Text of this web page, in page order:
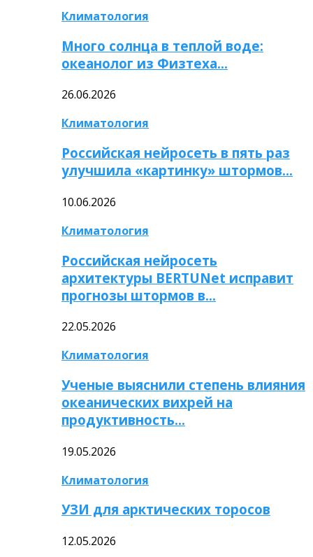
Климатология
Много солнца в теплой воде:
океанолог из Физтеха…
26.06.2026
Климатология
Российская нейросеть в пять раз
улучшила «картинку» штормов…
10.06.2026
Климатология
Российская нейросеть
архитектуры BERTUNet исправит
прогнозы штормов в…
22.05.2026
Климатология
Ученые выяснили степень влияния
океанических вихрей на
продуктивность…
19.05.2026
Климатология
УЗИ для арктических торосов
12.05.2026